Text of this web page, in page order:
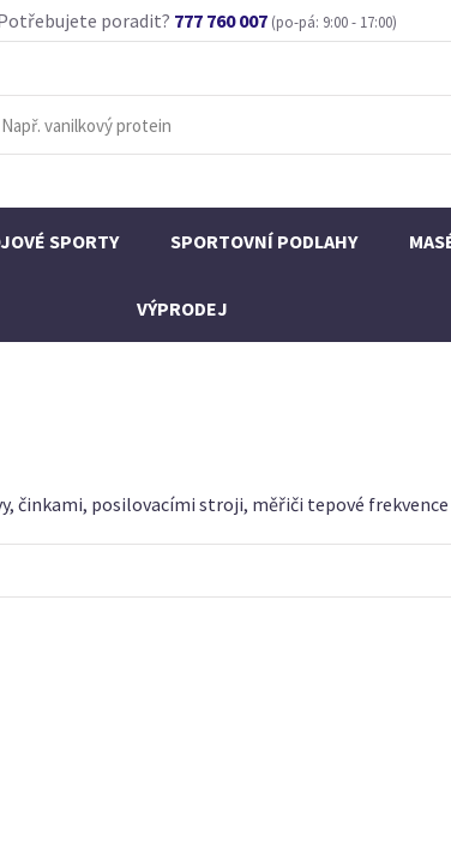
poradit? 777 760 007 (po-pá: 9:00 - 17:00)
SPORTY SPORTOVNÍ PODLAHY
VÝPRODEJ
činkami, posilovacími stroji, měřiči tepové